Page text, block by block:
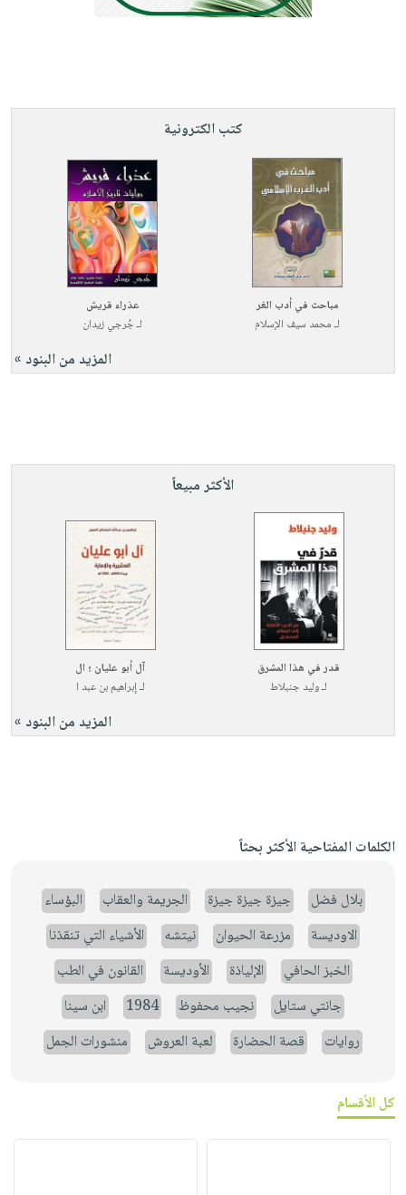
كتب الكترونية
مباحث في أدب الغر
لـمحمد سيف الإسلام
عذراء قريش
لـجُرجي زيدان
المزيد من البنود »
الأكثر مبيعاً
قدر في هذا المشرق
لـوليد جنبلاط
آل أبو عليان ؛ ال
لـإبراهيم بن عبد ا
المزيد من البنود »
الكلمات المفتاحية الأكثر بحثاً
بلال فضل جيزة جيزة جيزة الجريمة والعقاب
البؤساء
الاوديسة
مزرعة الحيوان نيتشه
الأشياء التي تنقذنا
الخبز الحافي
الإلياذة الأوديسة
القانون في الطب
جانتي ستايل
نجيب محفوظ 1984
ابن سينا
روايات
قصة الحضارة لعبة العروش منشورات الجمل
كل الأقسام